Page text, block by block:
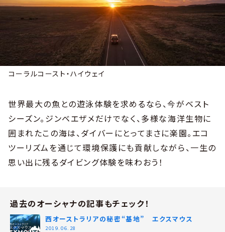
コーラルコースト・ハイウェイ
世界最大の魚との遊泳体験を求めるなら、今がベスト
シーズン。ジンベエザメだけでなく、多様な海洋生物に
囲まれたこの海は、ダイバーにとってまさに楽園。エコ
ツーリズムを通じて環境保護にも貢献しながら、一生の
思い出に残るダイビング体験を味わおう！
過去のオーシャナの記事もチェック！
西オーストラリアの秘密“基地” エクスマウス
2019.06.28